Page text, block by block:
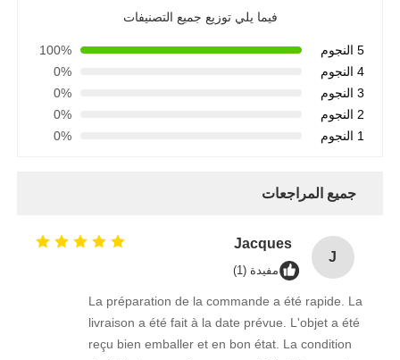
فيما يلي توزيع جميع التصنيفات
5 النجوم
100%
4 النجوم
0%
3 النجوم
0%
2 النجوم
0%
1 النجوم
0%
جميع المراجعات
J
Jacques
مفيدة (1)
La préparation de la commande a été rapide. La
livraison a été fait à la date prévue. L'objet a été
reçu bien emballer et en bon état. La condition